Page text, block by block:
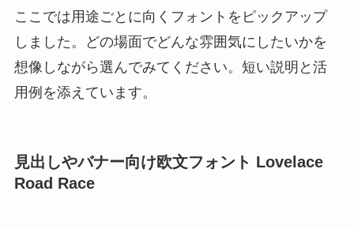
ここでは用途ごとに向くフォントをピックアップ
しました。どの場面でどんな雰囲気にしたいかを
想像しながら選んでみてください。短い説明と活
用例を添えています。
見出しやバナー向け欧文フォント Lovelace
Road Race